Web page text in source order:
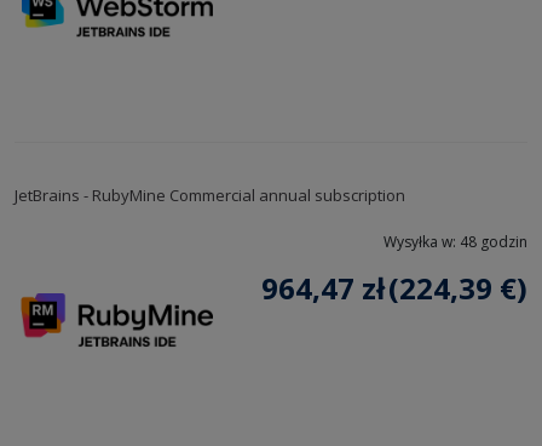
JetBrains - RubyMine Commercial annual subscription
Wysyłka w: 48 godzin
964,47 zł(224,39 €)